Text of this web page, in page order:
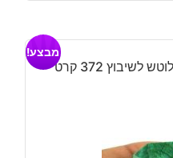
372 קרט
מבצע!